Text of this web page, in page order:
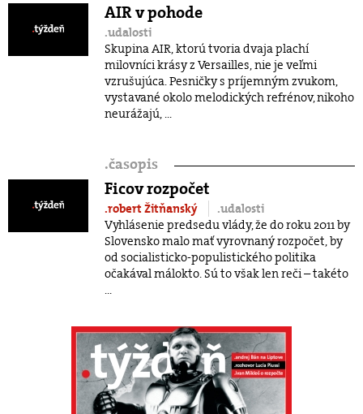
AIR v pohode
.udalosti
Skupina AIR, ktorú tvoria dvaja plachí
milovníci krásy z Versailles, nie je veľmi
vzrušujúca. Pesničky s príjemným zvukom,
vystavané okolo melodických refrénov, nikoho
neurážajú, ...
.časopis
Ficov rozpočet
.robert Žitňanský
.udalosti
Vyhlásenie predsedu vlády, že do roku 2011 by
Slovensko malo mať vyrovnaný rozpočet, by
od socialisticko-populistického politika
očakával málokto. Sú to však len reči – takéto
...